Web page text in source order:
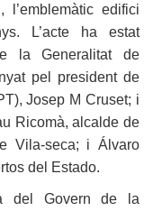
edifici
L’acte ha estat
la Generalitat de
pel president de
Josep M Cruset; i
Ricomà, alcalde de
Vila-seca; i Álvaro
del Estado.
del Govern de la